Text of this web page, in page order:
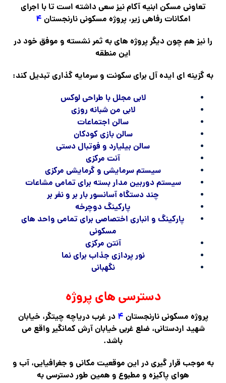
تعاونی مسکن ابنیه آکام نیز سعی داشته است تا با اجرای
امکانات رفاهی زیر، پروژه مسکونی نارنجستان
را نیز هم چون دیگر پروژه های به ثمر نشسته و موفق خود در
این منطقه
به گزینه ای ایده آل برای سکونت و سرمایه گذاری تبدیل کند:
لابی مجلل با طراحی لوکس
لابی من شبانه روزی
سالن اجتماعات
سالن بازی کودکان
سالن بیلیارد و فوتبال دستی
آنت مرکزی
سیستم سرمایشی و گرمایشی مرکزی
سیستم دوربین مدار بسته برای تمامی مشاعات
چند دستگاه آسانسور بار بر و نفر بر
پارکینگ دوچرخه
پارکینگ و انباری اختصاصی برای تمامی واحد های
مسکونی
آنتن مرکزی
نور پردازی جذاب برای نما
نگهبانی
دسترسی های پروژه
پروژه مسکونی نارنجستان ۴ در غرب دریاچه چیتگر، خیابان
شهید اردستانی، ضلع غربی خیابان آرش کمانگیر واقع می
باشد.
به موجب قرار گیری در این موقعیت مکانی و جغرافیایی، آب و
هوای پاکیزه و مطبوع و همین طور دسترسی به